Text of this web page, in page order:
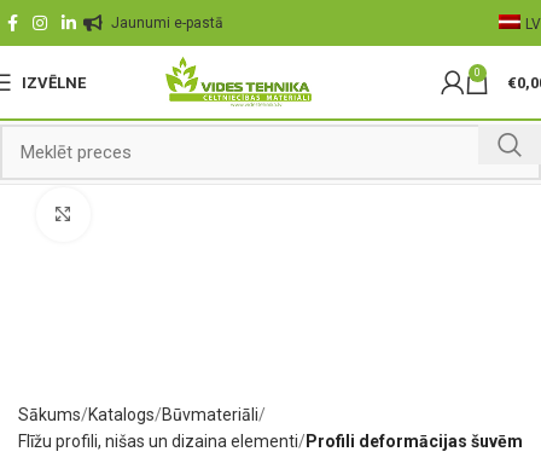
Jaunumi e-pastā LV
IZVĒLNE
0
€
Sākums Katalogs Būvmateriāli
Flīžu profili, nišas un dizaina elementi
Profili deformācijas šuvēm